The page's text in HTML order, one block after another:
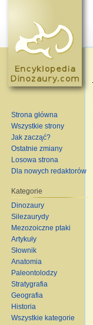
Strona główna
Wszystkie strony
Jak zacząć?
Ostatnie zmiany
Losowa strona
Dla nowych redaktorów
Kategorie
Dinozaury
Silezaurydy
Mezozoiczne ptaki
Artykuły
Słownik
Anatomia
Paleontolodzy
Stratygrafia
Geografia
Historia
Wszystkie kategorie